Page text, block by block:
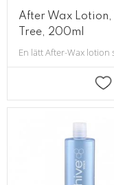
After Wax Lotion,
Tree, 200ml
En lätt After-Wax lotion